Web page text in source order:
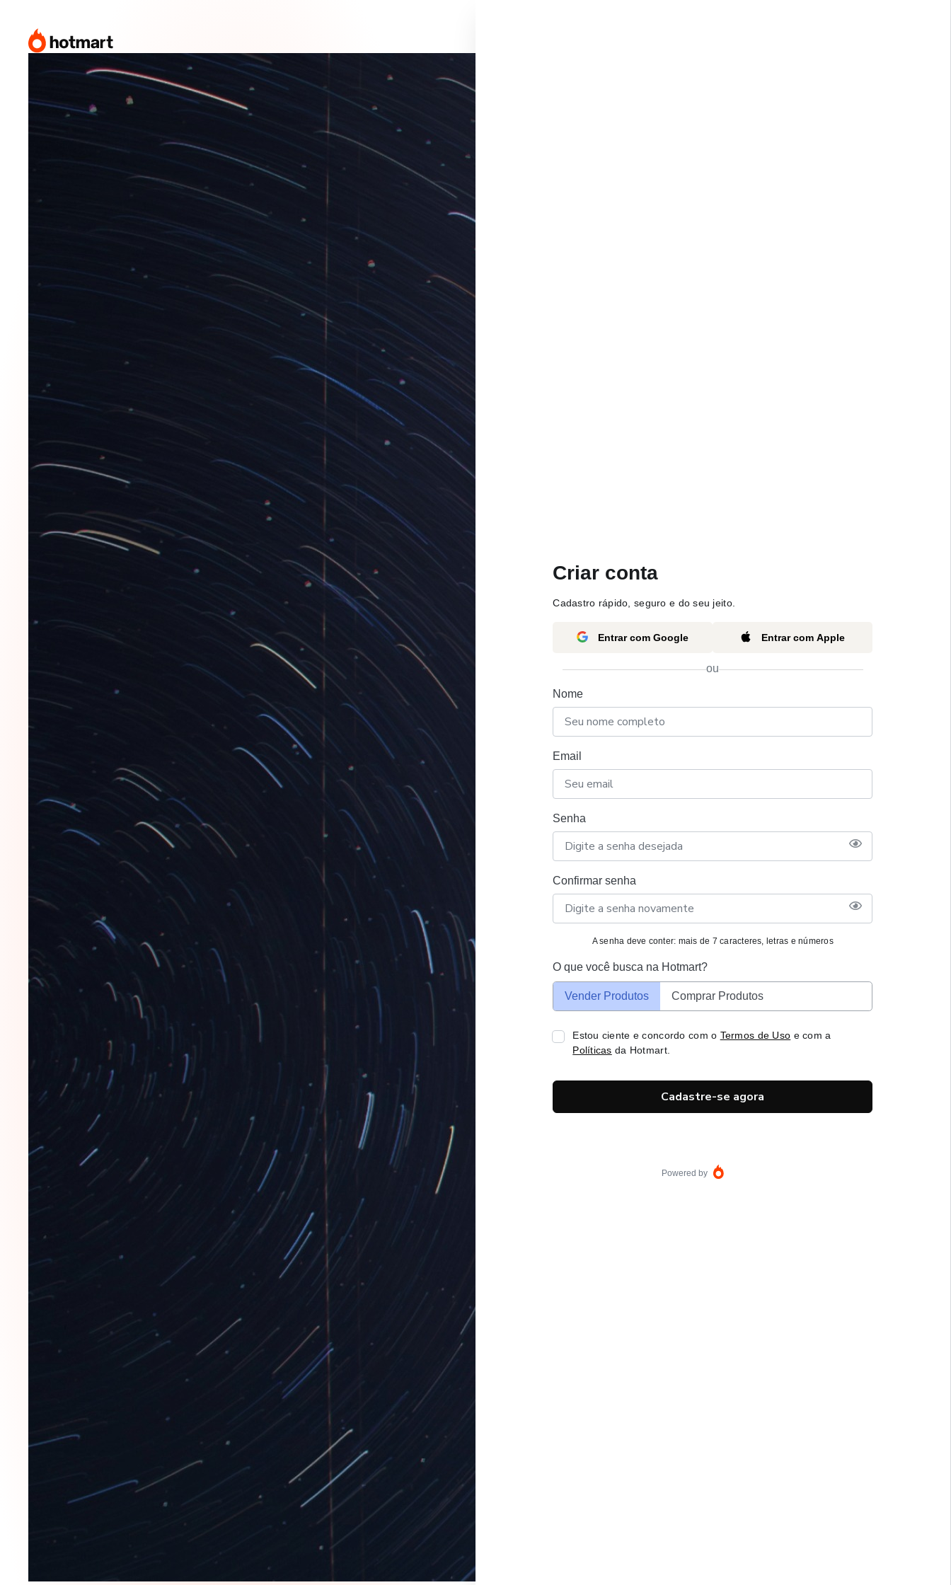
Criar conta
Cadastro rápido, seguro e do seu jeito.
Entrar com Google Entrar com Apple
ou
Nome
Email
Senha
Confirmar senha
A senha deve conter: mais de 7 caracteres, letras e números
O que você busca na Hotmart?
Vender Produtos Comprar Produtos
Estou ciente e concordo com o Termos de Uso e com a
Políticas da Hotmart.
Cadastre-se agora
Powered by